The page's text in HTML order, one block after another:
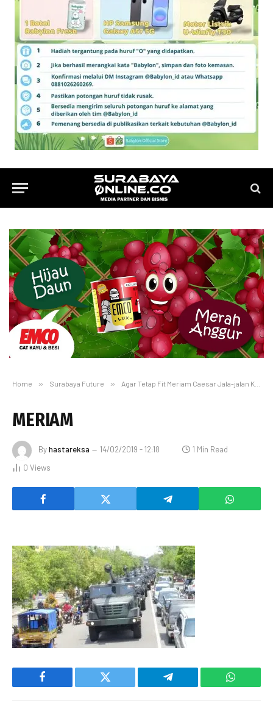
Home » Surabaya Future » Agar Tetap Fit Meriam Caesar Jala-jalan Keliling Kota
MERIAM
Byhastareksa 14/02/2019 - 12:18
1 Min Read
0 Views
Facebook Twitter Telegram